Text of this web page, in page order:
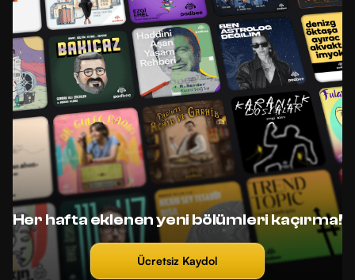
Her hafta eklenen yeni bölümleri kaçırma!
Ücretsiz Kaydol